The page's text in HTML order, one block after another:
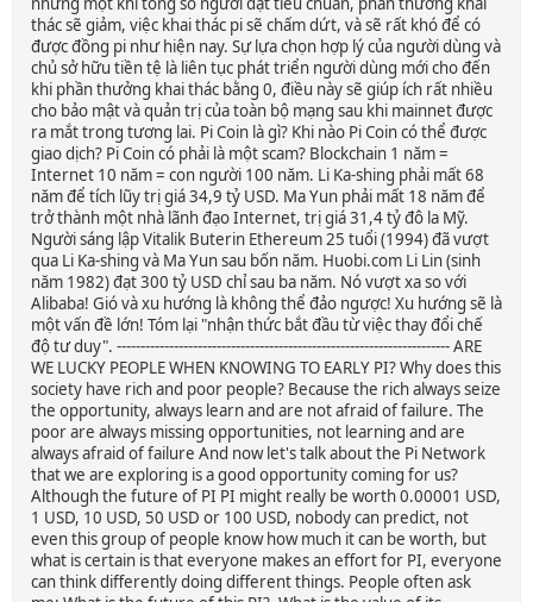
thác sẽ giảm, việc khai thác pi sẽ chấm dứt, và sẽ rất khó để có
được đồng pi như hiện nay. Sự lựa chọn hợp lý của người dùng và
chủ sở hữu tiền tệ là liên tục phát triển người dùng mới cho đến
khi phần thưởng khai thác bằng 0, điều này sẽ giúp ích rất nhiều
cho bảo mật và quản trị của toàn bộ mạng sau khi mainnet được
ra mắt trong tương lai. Pi Coin là gì? Khi nào Pi Coin có thể được
giao dịch? Pi Coin có phải là một scam? Blockchain 1 năm =
Internet 10 năm = con người 100 năm. Li Ka-shing phải mất 68
năm để tích lũy trị giá 34,9 tỷ USD. Ma Yun phải mất 18 năm để
trở thành một nhà lãnh đạo Internet, trị giá 31,4 tỷ đô la Mỹ.
Người sáng lập Vitalik Buterin Ethereum 25 tuổi (1994) đã vượt
qua Li Ka-shing và Ma Yun sau bốn năm. Huobi.com Li Lin (sinh
năm 1982) đạt 300 tỷ USD chỉ sau ba năm. Nó vượt xa so với
Alibaba! Gió và xu hướng là không thể đảo ngược! Xu hướng sẽ là
một vấn đề lớn! Tóm lại "nhận thức bắt đầu từ việc thay đổi chế
độ tư duy". ---------------------------------------------------------------------- ARE
WE LUCKY PEOPLE WHEN KNOWING TO EARLY PI? Why does this
society have rich and poor people? Because the rich always seize
the opportunity, always learn and are not afraid of failure. The
poor are always missing opportunities, not learning and are
always afraid of failure And now let's talk about the Pi Network
that we are exploring is a good opportunity coming for us?
Although the future of PI PI might really be worth 0.00001 USD,
1 USD, 10 USD, 50 USD or 100 USD, nobody can predict, not
even this group of people know how much it can be worth, but
what is certain is that everyone makes an effort for PI, everyone
can think differently doing different things. People often ask